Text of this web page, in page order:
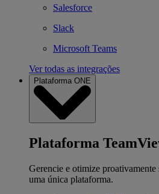
Salesforce
Slack
Microsoft Teams
Ver todas as integrações
Plataforma ONE
Plataforma
Gerencie e otimize
uma única plataforma.